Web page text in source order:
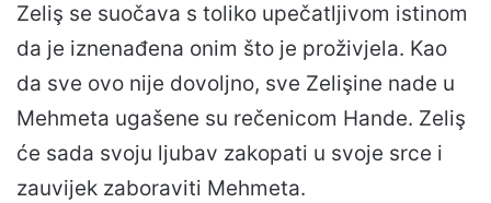
Zeliş se suočava s toliko upečatljivom istinom
da je iznenađena onim što je proživjela. Kao
da sve ovo nije dovoljno, sve Zelişine nade u
Mehmeta ugašene su rečenicom Hande. Zeliş
će sada svoju ljubav zakopati u svoje srce i
zauvijek zaboraviti Mehmeta.